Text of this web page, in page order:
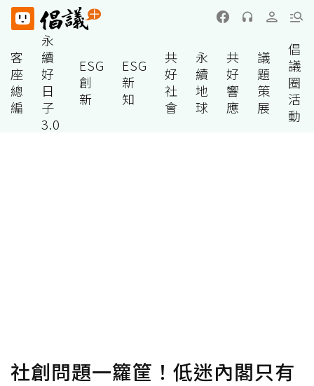
客
座
總
編
永
續
好
日
子
3.0
ESG
創
新
ESG
新
知
共
好
社
會
永
續
地
球
共
好
響
應
議
題
策
展
倡
議
圈
活
動
社創問題一籮筐！低迷內閣只有